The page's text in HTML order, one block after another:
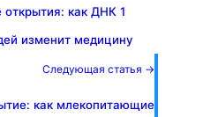
открытия: как ДНК 1
изменит медицину
Следующая статья →
как млекопитающие